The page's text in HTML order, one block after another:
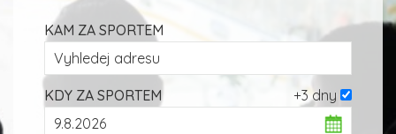
KAM ZA SPORTEM
+3 dny
KDY ZA SPORTEM